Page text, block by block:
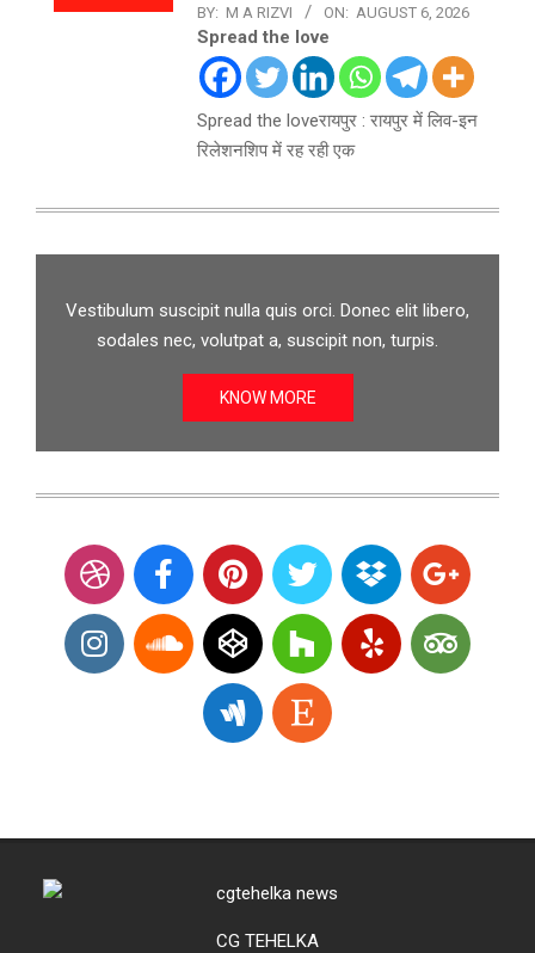
BY: M A RIZVI ON: AUGUST 6, 2026
Spread the love
Spread the loveरायपुर : रायपुर में लिव-इन
रिलेशनशिप में रह रही एक
Vestibulum suscipit nulla quis orci. Donec elit libero,
sodales nec, volutpat a, suscipit non, turpis.
KNOW MORE
CG TEHELKA